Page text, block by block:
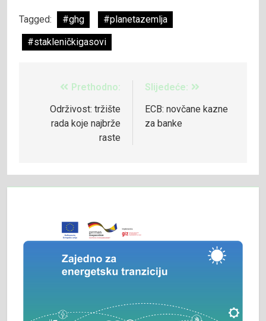
Tagged: #ghg
#planetazemlja
#stakleničkigasovi
Prethodno:
Održivost: tržište
rada koje najbrže
raste
Slijedeće:
ECB: novčane kazne
za banke